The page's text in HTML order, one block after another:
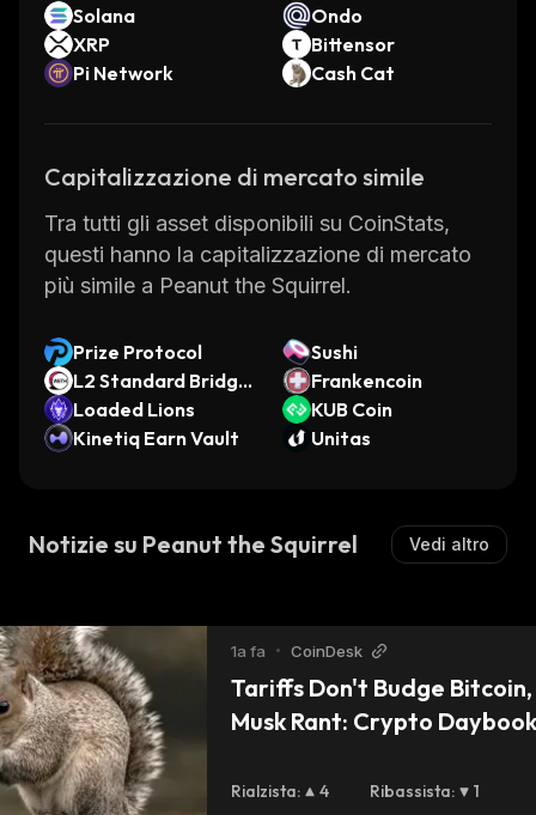
Solana
Ondo
XRP
Bittensor
Pi Network
Cash Cat
Capitalizzazione di mercato simile
Tra tutti gli asset disponibili su CoinStats,
questi hanno la capitalizzazione di mercato
più simile a Peanut the Squirrel.
Prize Protocol
Sushi
L2 Standard Bridge
d WETH (Optimism)
Frankencoin
Loaded Lions
KUB Coin
Kinetiq Earn Vault
Unitas
Notizie su Peanut the Squirrel Vedi altro
1a fa • CoinDesk
Tariffs Don't Budge Bitcoin,
Musk Rant: Crypto
Rialzista: 4 Ribassista: 1